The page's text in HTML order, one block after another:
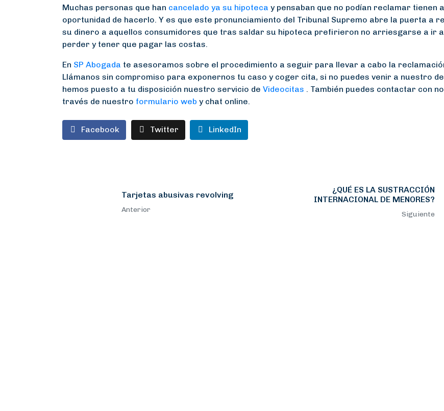
Muchas personas que han cancelado ya su hipoteca y pensaban que no podían reclamar tienen
oportunidad de hacerlo. Y es que este pronunciamiento del Tribunal Supremo abre la puerta a
su dinero a aquellos consumidores que tras saldar su hipoteca prefirieron no arriesgarse a ir
perder y tener que pagar las costas.
En SP Abogada te asesoramos sobre el procedimiento a seguir para llevar a cabo la
Llámanos sin compromiso para exponernos tu caso y coger cita, si no puedes venir a nuestro
hemos puesto a tu disposición nuestro servicio de Videocitas . También puedes contactar con
través de nuestro formulario web y chat online.
Facebook Twitter LinkedIn
Tarjetas abusivas revolving
Anterior
¿QUÉ ES LA SUSTRACCIÓN
INTERNACIONAL DE MENORES?
Siguiente